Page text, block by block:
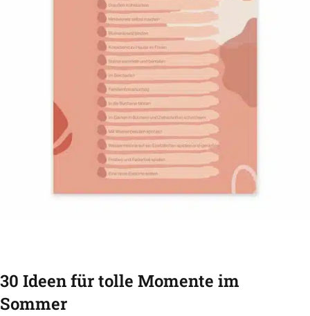
30 Ideen für tolle Momente im
Sommer